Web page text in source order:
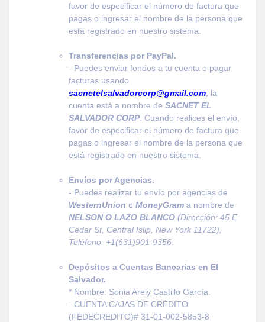
favor de especificar el número de factura que
pagas o ingresar el nombre de la persona que
está registrado en nuestro sistema.
Transferencias por PayPal.
- Puedes enviar fondos a tu cuenta o pagar
facturas usando
sacnetelsalvadorcorp@gmail.com , la
cuenta está a nombre de SACNET EL
SALVADOR CORP. Cuando realices el envío,
favor de especificar el número de factura que
pagas o ingresar el nombre de la persona que
está registrado en nuestro sistema.
Envíos por Agencias.
- Puedes realizar tu envío por agencias de
WesternUnion o MoneyGram a nombre de
NELSON O LAZO BLANCO (Dirección: 45 E
Cedar St, Central Islip, New York 11722),
Teléfono: +1(631)901-9356
Depósitos a Cuentas Bancarias en El
Salvador.
* Nombre: Sonia Arely Castillo García.
- CUENTA CAJAS DE CRÉDITO
(FEDECREDITO)# 31-01-002-5853-8